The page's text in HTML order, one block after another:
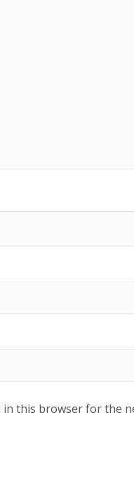
in this browser for the